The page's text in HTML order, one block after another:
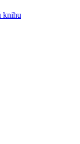
knihu